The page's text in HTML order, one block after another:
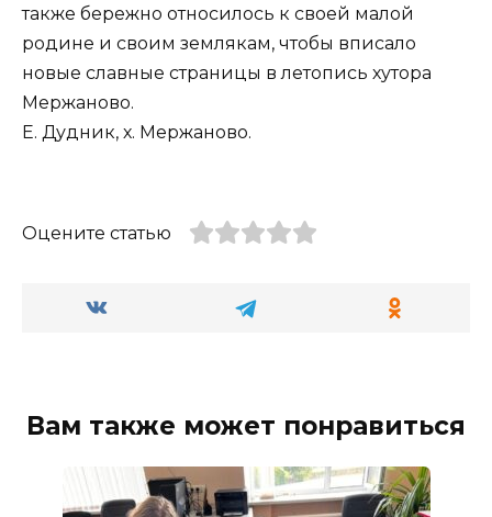
также бережно относилось к своей малой
родине и своим землякам, чтобы вписало
новые славные страницы в летопись хутора
Мержаново.
Е. Дудник, х. Мержаново.
Оцените статью
Вам также может понравиться